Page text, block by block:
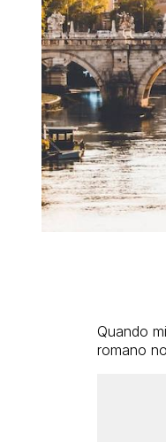
Quando
romano